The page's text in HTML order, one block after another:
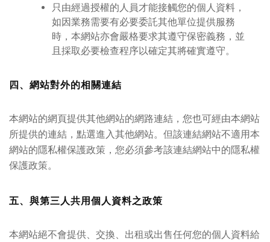
只由經過授權的人員才能接觸您的個人資料，
如因業務需要有必要委託其他單位提供服務
時，本網站亦會嚴格要求其遵守保密義務，並
且採取必要檢查程序以確定其將確實遵守。
四、網站對外的相關連結
本網站的網頁提供其他網站的網路連結，您也可經由本網站
所提供的連結，點選進入其他網站。但該連結網站不適用本
網站的隱私權保護政策，您必須參考該連結網站中的隱私權
保護政策。
五、與第三人共用個人資料之政策
本網站絕不會提供、交換、出租或出售任何您的個人資料給